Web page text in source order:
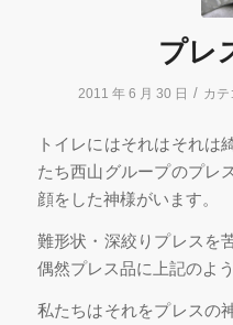
プレ
2011 年 6 月 30 日 / カテ
トイレにはそれはそれは
たち西山グループのプレ
顔をした神様がいます。
難形状・深絞りプレスを
偶然プレス品に上記のよ
私たちはそれをプレスの